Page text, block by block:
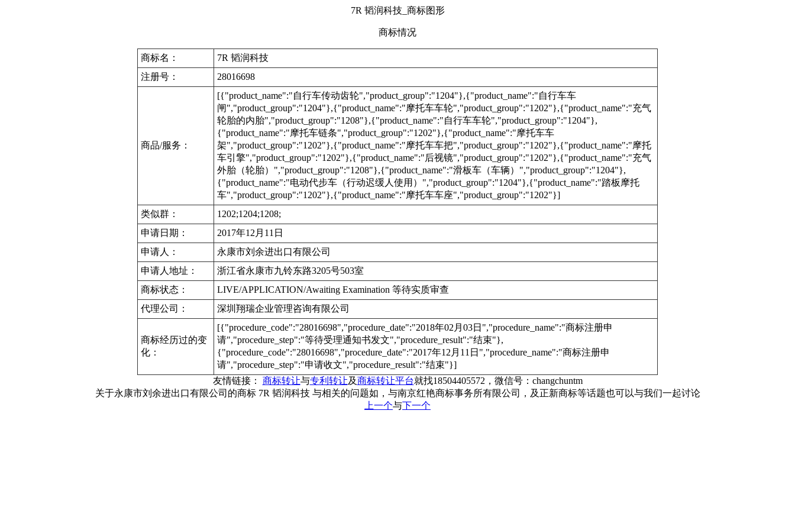
7R 韬润科技_商标图形
商标情况
商标名：
7R 韬润科技
注册号：
28016698
商品/服务：
[{"product_name":"自行车传动齿轮","product_group":"1204"},{"product_name":"自行车车
闸","product_group":"1204"},{"product_name":"摩托车车轮","product_group":"1202"},{"product_name":"充气
轮胎的内胎","product_group":"1208"},{"product_name":"自行车车轮","product_group":"1204"},
{"product_name":"摩托车链条","product_group":"1202"},{"product_name":"摩托车车
架","product_group":"1202"},{"product_name":"摩托车车把","product_group":"1202"},{"product_name":"摩托
车引擎","product_group":"1202"},{"product_name":"后视镜","product_group":"1202"},{"product_name":"充气
外胎（轮胎）","product_group":"1208"},{"product_name":"滑板车（车辆）","product_group":"1204"},
{"product_name":"电动代步车（行动迟缓人使用）","product_group":"1204"},{"product_name":"踏板摩托
车","product_group":"1202"},{"product_name":"摩托车车座","product_group":"1202"}]
类似群：
1202;1204;1208;
申请日期：
2017年12月11日
申请人：
永康市刘余进出口有限公司
申请人地址：
浙江省永康市九铃东路3205号503室
商标状态：
LIVE/APPLICATION/Awaiting Examination 等待实质审查
代理公司：
深圳翔瑞企业管理咨询有限公司
商标经历过的变
化：
[{"procedure_code":"28016698","procedure_date":"2018年02月03日","procedure_name":"商标注册申
请","procedure_step":"等待受理通知书发文","procedure_result":"结束"},
{"procedure_code":"28016698","procedure_date":"2017年12月11日","procedure_name":"商标注册申
请","procedure_step":"申请收文","procedure_result":"结束"}]
友情链接： 商标转让与专利转让及商标转让平台就找18504405572，微信号：changchuntm
关于永康市刘余进出口有限公司的商标 7R 韬润科技 与相关的问题如，与南京红艳商标事务所有限公司，及正新商标等话题也可以与我们一起讨论
上一个与下一个